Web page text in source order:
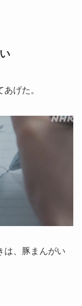
げた。
は、豚まんがい